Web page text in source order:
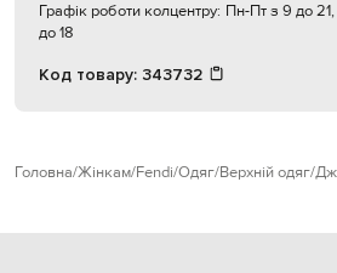
Графік роботи колцентру: Пн-Пт з 9 до
до 18
Код товару: 343732
Головна Жінкам Fendi Одяг Верхній одяг